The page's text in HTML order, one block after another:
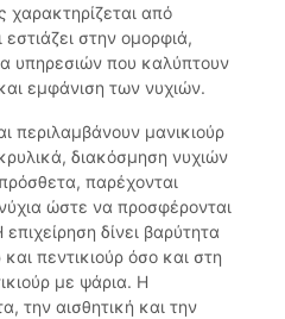
χαρακτηρίζεται από
στην ομορφιά,
υπηρεσιών που καλύπτουν
εμφάνιση των νυχιών.
περιλαμβάνουν μανικιούρ
διακόσμηση νυχιών
παρέχονται
ώστε να προσφέρονται
δίνει βαρύτητα
πεντικιούρ όσο και στη
με ψάρια. Η
την αισθητική και την